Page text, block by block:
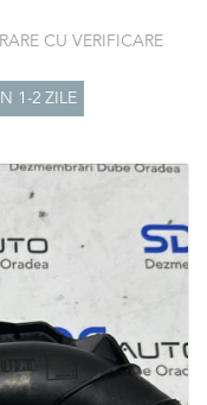
CU VERIFICARE
1-2 ZILE